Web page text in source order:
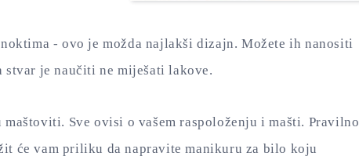
- ovo je možda najlakši dizajn. Možete ih nanositi
stvar je naučiti ne miješati lakove.
Sve ovisi o vašem raspoloženju i mašti. Pravilno
će vam priliku da napravite manikuru za bilo koju